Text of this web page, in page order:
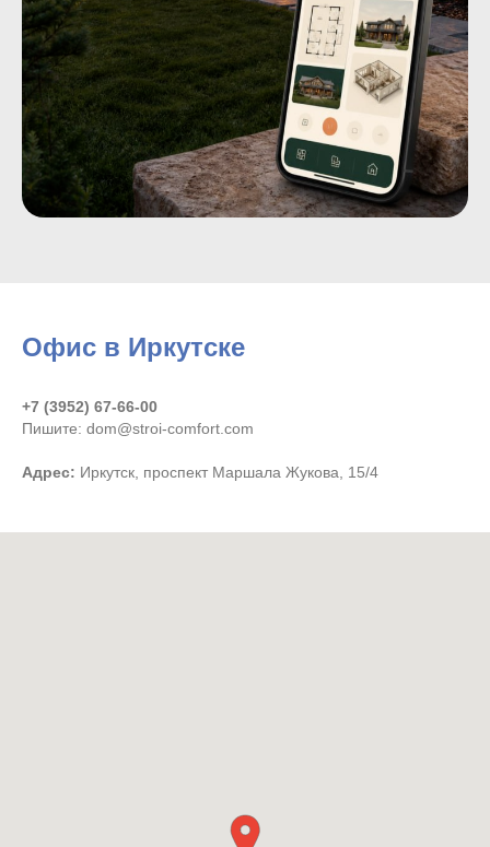
Офис в Иркутске
+7 (3952) 67-66-00
Пишите: dom@stroi-comfort.com
Адрес: Иркутск, проспект Маршала Жукова, 15/4